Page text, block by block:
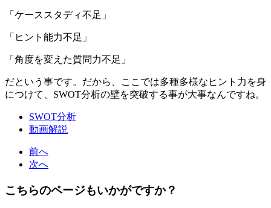
「ケーススタディ不足」
「ヒント能力不足」
「角度を変えた質問力不足」
だという事です。だから、ここでは多種多様なヒント力を身
につけて、SWOT分析の壁を突破する事が大事なんですね。
SWOT分析
動画解説
前へ
次へ
こちらのページもいかがですか？